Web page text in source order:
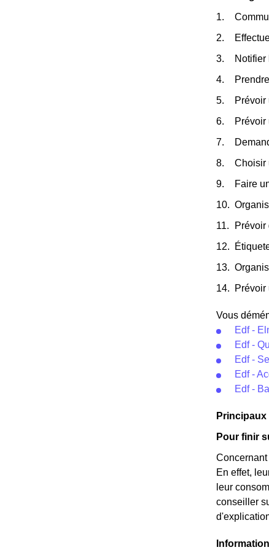
Notifier
Prévoir
Prévoir
Choisir
Faire
Prévoir
Prévoir
Vous
Edf -
Edf -
Edf -
Edf -
Edf -
Pour finir
En effet,
leur
conseiller